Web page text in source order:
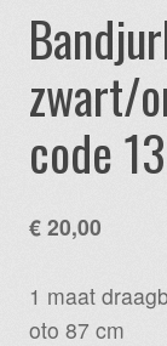
zwart/
code
€ 20,00
1 maat
oto 87 cm